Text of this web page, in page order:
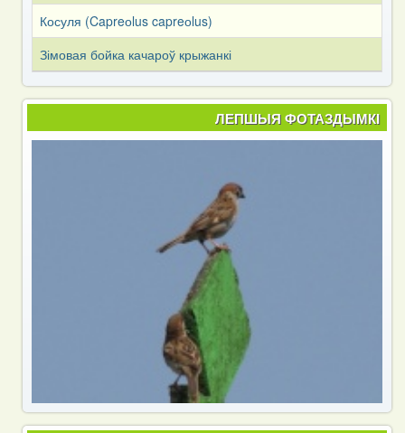
Косуля (Capreоlus capreоlus)
Зімовая бойка качароў крыжанкі
ЛЕПШЫЯ ФОТАЗДЫМКІ